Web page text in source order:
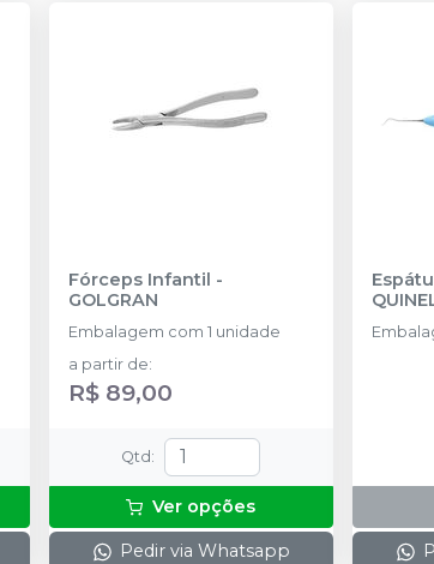
Fórceps Infantil -
GOLGRAN
Embalagem com 1 unidade
a partir de:
R$ 89,00
Qtd :
Ver opções
Pedir via Whatsapp